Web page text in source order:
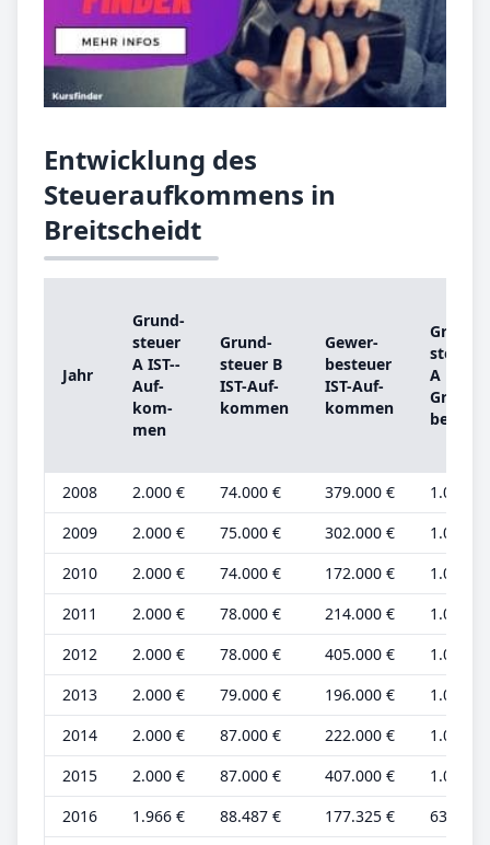
Entwicklung des
Steueraufkommens in
Breitscheidt
Jahr
Grund­
steu­er
A IST-­
Auf­
kom­
men
Grund­
steu­er B
IST-­Auf­
kom­men
Ge­wer­
be­steu­er
IST-­Auf­
kom­men
Grund­
steu­er
A
Grund­
be­trag
2008 2.000 € 74.000 € 379.000 €
1.000 €
2009
2.000 € 75.000 € 302.000 €
1.000 €
2010
2.000 € 74.000 € 172.000 €
1.000 €
2011
2.000 € 78.000 € 214.000 €
1.000 €
2012
2.000 € 78.000 € 405.000 €
1.000 €
2013
2.000 € 79.000 € 196.000 €
1.000 €
2014
2.000 € 87.000 € 222.000 €
1.000 €
2015
2.000 € 87.000 € 407.000 €
1.000 €
2016
1.966 € 88.487 € 177.325 €
634 €